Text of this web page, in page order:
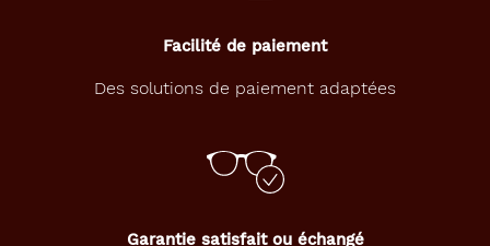
Facilité de paiement
Des solutions de paiement adaptées
Garantie satisfait ou échangé